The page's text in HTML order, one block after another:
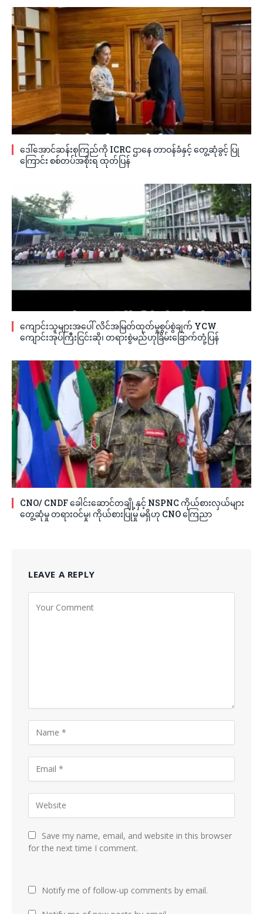
ဒေါ်အောင်ဆန်းစုကြည်ကို ICRC ဌာနေ တာဝန်ခံနှင့် တွေ့ဆုံခွင့် ပြု
ကြောင်း စစ်တပ်အစိုးရ ထုတ်ပြန်
ကျောင်းသူများအပေါ် လိင်အမြတ်ထုတ်မှုစွပ်စွဲချက် YCW
ကျောင်းအုပ်ကြီးငြင်းဆို၊ တရားစွဲမည်ဟုခြိမ်းခြောက်တုံ့ပြန်
CNO/ CNDF ခေါင်းဆောင်တချို့နှင့် NSPNC ကိုယ်စားလှယ်များ
တွေ့ဆုံမှု တရားဝင်မှု၊ ကိုယ်စားပြုမှု မရှိဟု CNO ကြေညာ
LEAVE A REPLY
Save my name, email, and website in this browser
for the next time I comment.
Notify me of follow-up comments by email.